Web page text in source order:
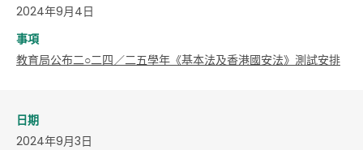
2024年9月4日
事項
教育局公布二○二四／二五學年《基本法及香港國安法》測試安排
日期
2024年9月3日